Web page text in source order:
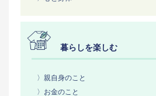
暮らしを楽しむ
〉親自身のこと
〉お金のこと